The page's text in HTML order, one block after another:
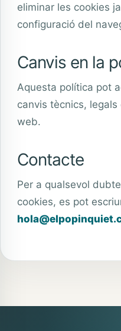
eliminar les cookies
configuració del
Canvis en la
Aquesta política pot
canvis tècnics,
web.
Contacte
Per a qualsevol
cookies, es pot